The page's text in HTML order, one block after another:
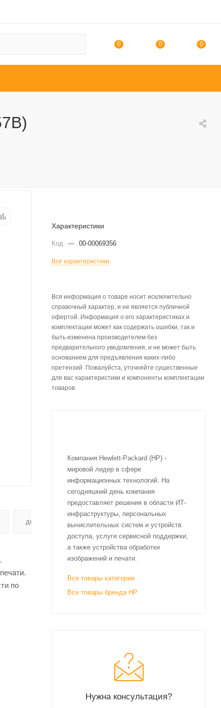
0 0 0
ДОСТАВКА
по
Характеристики
Код — 00-00069356
Все характеристики
Вся информация о товаре носит исключительно
справочный характер, и не является публичной
офертой. Информация о его характеристиках и
комплектации может как содержать ошибки, так и
быть изменена производителем без
предварительного уведомления, и не может быть
основанием для предъявления каких-либо
претензий. Пожалуйста, уточняйте существенные
для вас характеристики и компоненты комплектации
товаров
Компания Hewlett-Packard (HP) -
мировой лидер в сфере
информационных технологий. На
сегодняшний день компания
предоставляет решения в области ИТ-
инфраструктуры, персональных
вычислительных систем и устройств
доступа, услуги сервисной поддержки,
а также устройства обработки
изображений и печати.
Все товары категории
Все товары бренда HP
Нужна консультация?